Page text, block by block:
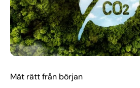
Mät rätt från början